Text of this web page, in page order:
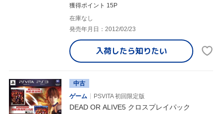
獲得ポイント 15P
在庫なし
発売年月日：2012/02/23
入荷したら知りたい
中古
ゲーム
PSVITA 初回限定版
DEAD OR ALIVE5 クロスプレイパック